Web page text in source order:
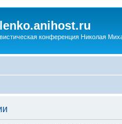
конференция Николая